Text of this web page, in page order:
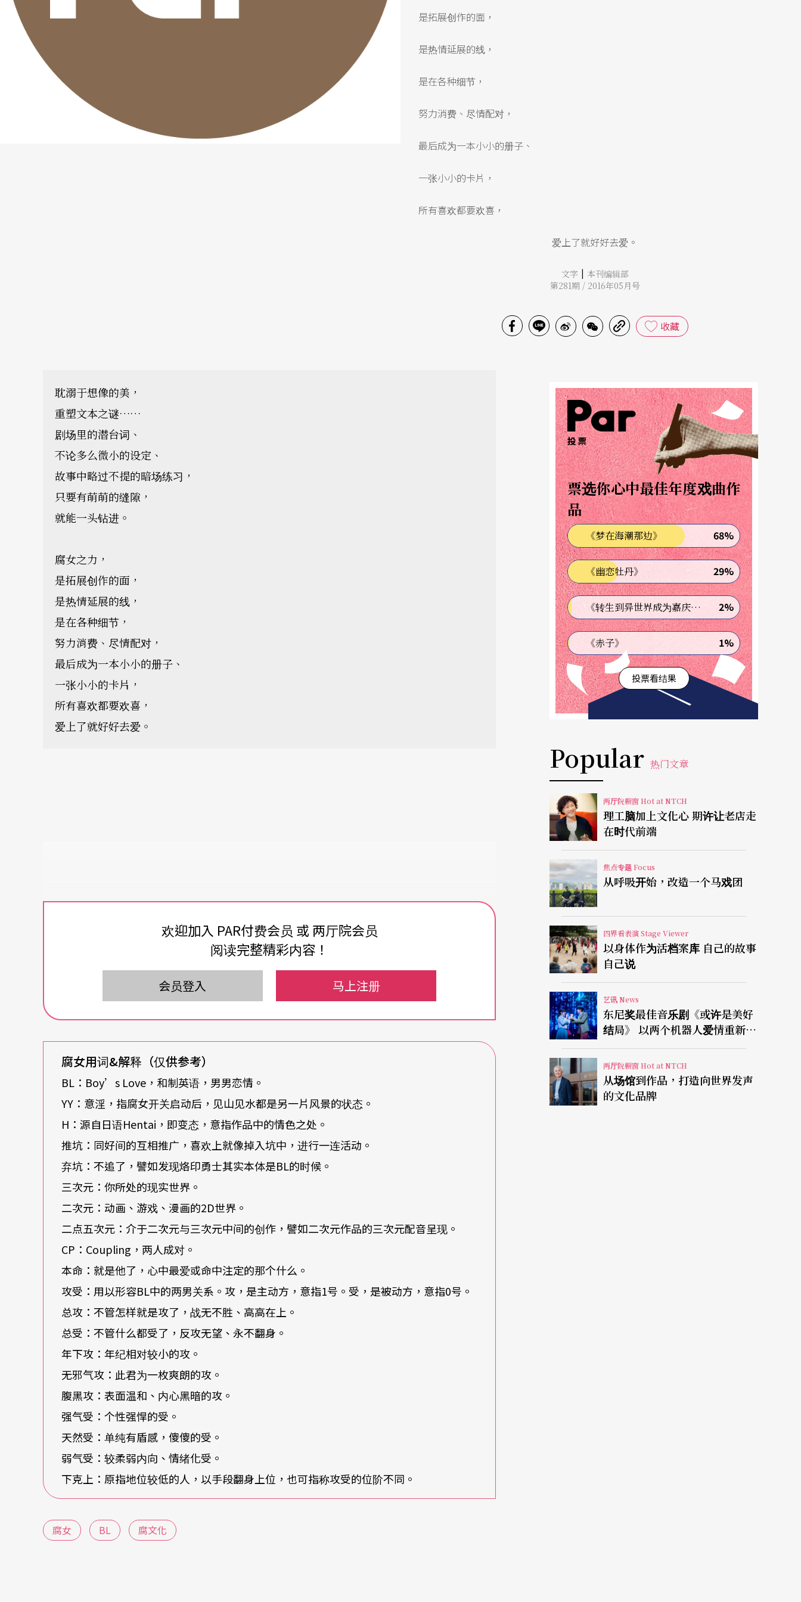
是拓展创作的面，
是热情延展的线，
是在各种细节，
努力消费、尽情配对，
最后成为一本小小的册子、
一张小小的卡片，
所有喜欢都要欢喜，
爱上了就好好去爱。
文字 | 本刊编辑部
第281期 / 2016年05月号
收藏
耽溺于想像的美，
重塑文本之谜……
剧场里的潜台词、
不论多么微小的设定、
故事中略过不提的暗场练习，
只要有萌萌的缝隙，
就能一头钻进。
腐女之力，
是拓展创作的面，
是热情延展的线，
是在各种细节，
努力消费、尽情配对，
最后成为一本小小的册子、
一张小小的卡片，
所有喜欢都要欢喜，
爱上了就好好去爱。
欢迎加入 PAR付费会员 或 两厅院会员
阅读完整精彩内容！
会员登入 马上注册
腐女用词&解释 （仅供参考）
BL：Boy’s Love，和制英语，男男恋情。
YY：意淫，指腐女开关启动后，见山见水都是另一片风景的状态。
H：源自日语Hentai，即变态，意指作品中的情色之处。
推坑：同好间的互相推广，喜欢上就像掉入坑中，进行一连活动。
弃坑：不追了，譬如发现烙印勇士其实本体是BL的时候。
三次元：你所处的现实世界。
二次元：动画、游戏、漫画的2D世界。
二点五次元：介于二次元与三次元中间的创作，譬如二次元作品的三次元配音呈现。
CP：Coupling，两人成对。
本命：就是他了，心中最爱或命中注定的那个什么。
攻受：用以形容BL中的两男关系。攻，是主动方，意指1号。受，是被动方，意指0号。
总攻：不管怎样就是攻了，战无不胜、高高在上。
总受：不管什么都受了，反攻无望、永不翻身。
年下攻：年纪相对较小的攻。
无邪气攻：此君为一枚爽朗的攻。
腹黑攻：表面温和、内心黑暗的攻。
强气受：个性强悍的受。
天然受：单纯有盾感，傻傻的受。
弱气受：较柔弱内向、情绪化受。
下克上：原指地位较低的人，以手段翻身上位，也可指称攻受的位阶不同。
腐女 BL 腐文化
投票
票选你心中最佳年度戏曲作
品
《梦在海潮那边》 68%
《幽恋牡丹》 29%
《转生到异世界成为嘉庆君—发现我的祖先是诈骗集团!?》 2%
《赤子》 1%
投票看结果
Popular 热门文章
两厅院橱窗 Hot at NTCH
理工脑加上文化心 期许让老店走
在时代前端
焦点专题 Focus
从呼吸开始，改造一个马戏团
四界看表演 Stage Viewer
以身体作为活档案库 自己的故事
自己说
艺讯 News
东尼奖最佳音乐剧《或许是美好
结局》 以两个机器人爱情重新凝
视有限人生
两厅院橱窗 Hot at NTCH
从场馆到作品，打造向世界发声
的文化品牌